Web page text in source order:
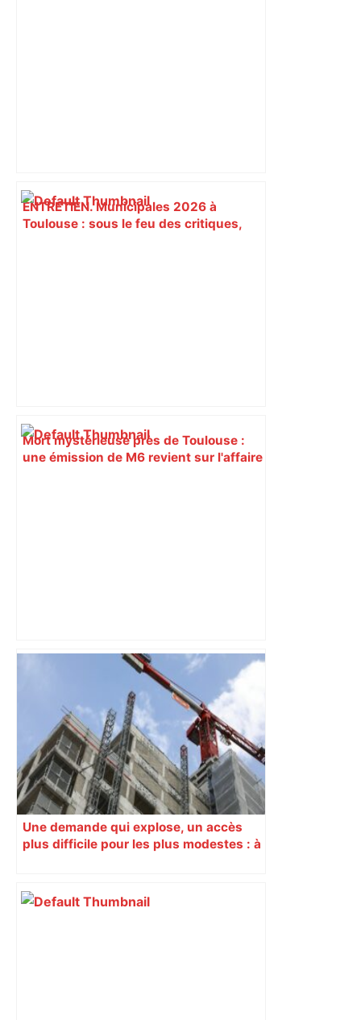
ENTRETIEN. Municipales 2026 à
Toulouse : sous le feu des critiques,
Mort mystérieuse près de Toulouse :
une émission de M6 revient sur l'affaire
Bilan du marché du logement neuf :
une lueur d'espoir pour l'immobilier à
Toulouse ? – Actu.fr
Une demande qui explose, un accès
plus difficile pour les plus modestes : à